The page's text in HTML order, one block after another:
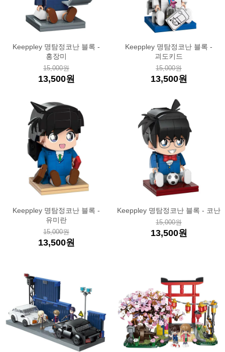
Keeppley 명탐정코난 블록 -
홍장미
15,000원
13,500원
Keeppley 명탐정코난 블록 -
괴도키드
15,000원
13,500원
Keeppley 명탐정코난 블록 -
유미란
15,000원
13,500원
Keeppley 명탐정코난 블록 - 코난
15,000원
13,500원